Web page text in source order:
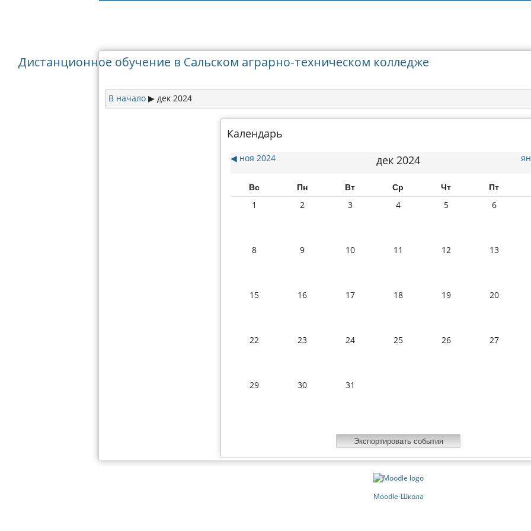
Дистанционное обучение в Сальском аграрно-техническом колледже
В начало ▶︎ дек 2024
Календарь
◀︎ ноя 2024 дек 2024
Вс Пн Вт Ср Чт Пт
1 2 3 4 5 6
8 9 10 11 12 13
15 16 17 18 19 20
22 23 24 25 26 27
29 30 31
Moodle-Школа